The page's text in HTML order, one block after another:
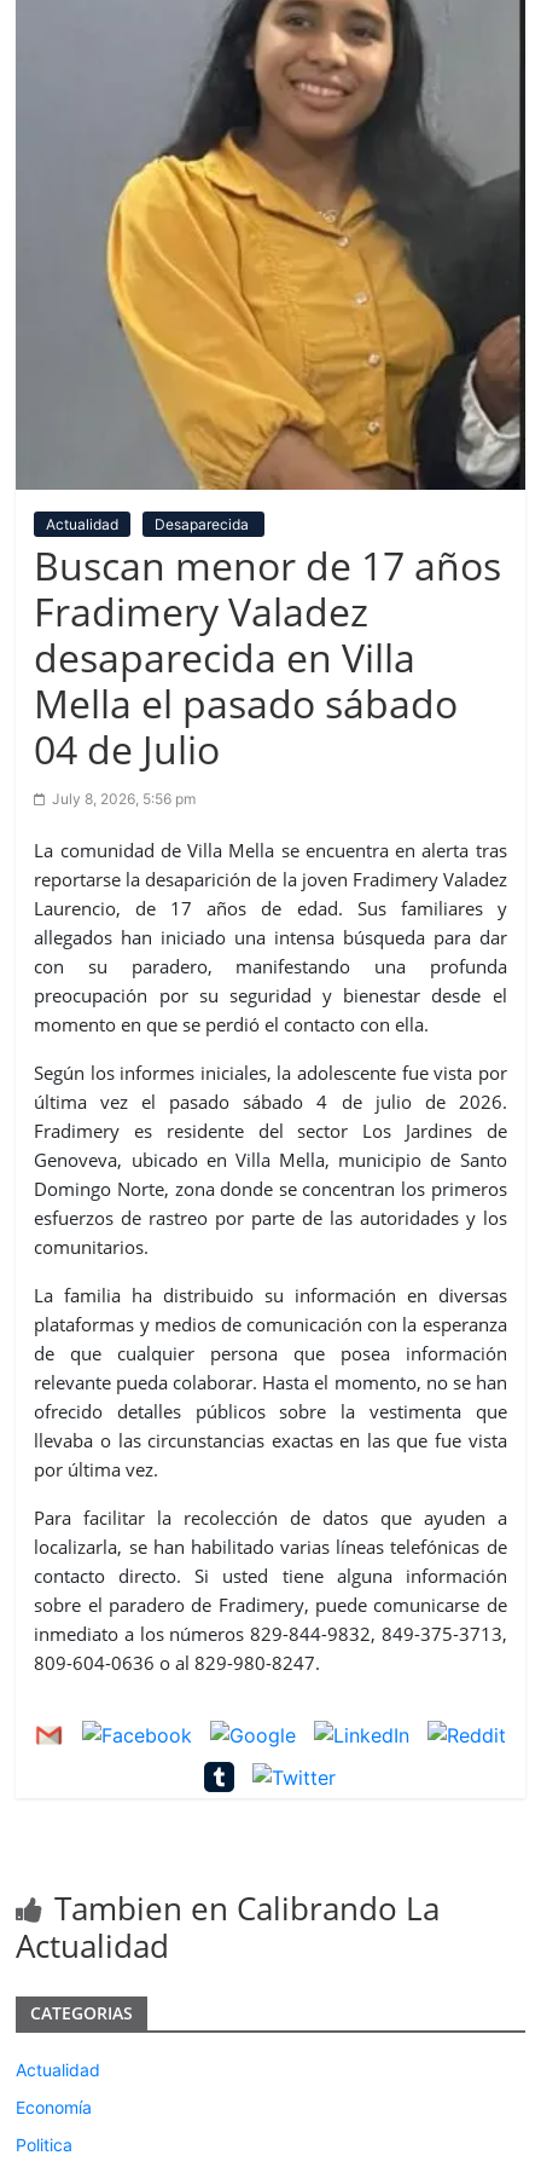
Actualidad Desaparecida
Buscan menor de 17 años
Fradimery Valadez
desaparecida en Villa
Mella el pasado sábado
04 de Julio
July 8, 2026, 5:56 pm
La comunidad de Villa Mella se encuentra en alerta tras
reportarse la desaparición de la joven Fradimery Valadez
Laurencio, de 17 años de edad. Sus familiares y
allegados han iniciado una intensa búsqueda para dar
con su paradero, manifestando una profunda
preocupación por su seguridad y bienestar desde el
momento en que se perdió el contacto con ella.
Según los informes iniciales, la adolescente fue vista por
última vez el pasado sábado 4 de julio de 2026.
Fradimery es residente del sector Los Jardines de
Genoveva, ubicado en Villa Mella, municipio de Santo
Domingo Norte, zona donde se concentran los primeros
esfuerzos de rastreo por parte de las autoridades y los
comunitarios.
La familia ha distribuido su información en diversas
plataformas y medios de comunicación con la esperanza
de que cualquier persona que posea información
relevante pueda colaborar. Hasta el momento, no se han
ofrecido detalles públicos sobre la vestimenta que
llevaba o las circunstancias exactas en las que fue vista
por última vez.
Para facilitar la recolección de datos que ayuden a
localizarla, se han habilitado varias líneas telefónicas de
contacto directo. Si usted tiene alguna información
sobre el paradero de Fradimery, puede comunicarse de
inmediato a los números 829-844-9832, 849-375-3713,
809-604-0636 o al 829-980-8247.
Tambien en Calibrando La
Actualidad
CATEGORIAS
Actualidad
Economía
Politica